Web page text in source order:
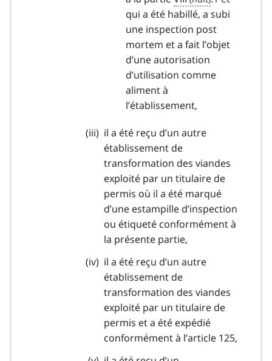
qui a été habillé, a subi
une inspection post
mortem et a fait l’objet
d’une autorisation
d’utilisation comme
aliment à
l’établissement,
il a été reçu d’un autre
établissement de
transformation des viandes
exploité par un titulaire de
permis où il a été marqué
d’une estampille d’inspection
ou étiqueté conformément à
la présente partie,
il a été reçu d’un autre
établissement de
transformation des viandes
exploité par un titulaire de
permis et a été expédié
conformément à l’article 125,